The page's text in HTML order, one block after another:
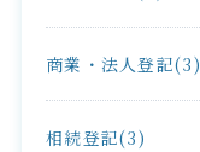
商業・法人登記(3)
相続登記(3)